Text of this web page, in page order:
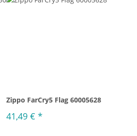
Zippo FarCry5 Flag 60005628
41,49 € *